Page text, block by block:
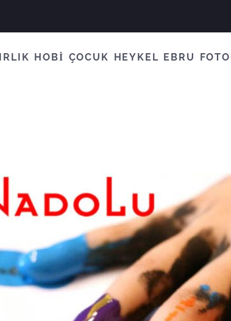
HOBİ ÇOCUK HEYKEL EBRU